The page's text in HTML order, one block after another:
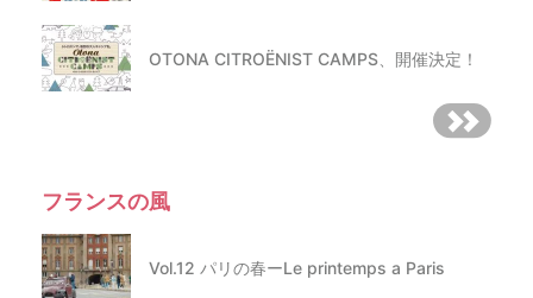
OTONA CITROËNIST CAMPS、開催決定！
フランスの風
Vol.12 パリの春ーLe printemps a Paris